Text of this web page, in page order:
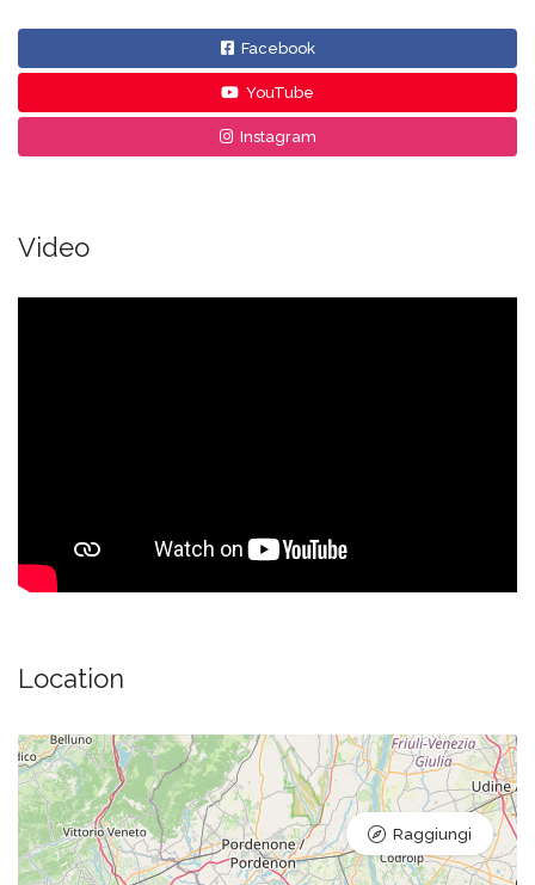
Facebook
YouTube
Instagram
Video
Location
Raggiungi